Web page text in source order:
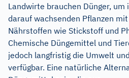
Landwirte brauchen Dünger, um
darauf wachsenden Pflanzen
Nährstoffen wie Stickstoff und
Chemische Düngemittel und
jedoch langfristig die Umwelt
verfügbar. Eine natürliche